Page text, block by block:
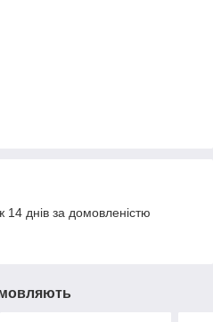
днів за домовленістю